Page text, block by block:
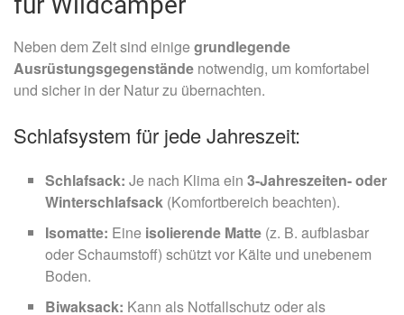
Neben dem Zelt sind einige grundlegende
Ausrüstungsgegenstände notwendig, um komfortabel
und sicher in der Natur zu übernachten.
Schlafsystem für jede Jahreszeit:
Schlafsack: Je nach Klima ein 3-Jahreszeiten- oder
Winterschlafsack (Komfortbereich beachten).
Isomatte: Eine isolierende Matte (z. B. aufblasbar
oder Schaumstoff) schützt vor Kälte und unebenem
Boden.
Biwaksack: Kann als Notfallschutz oder als